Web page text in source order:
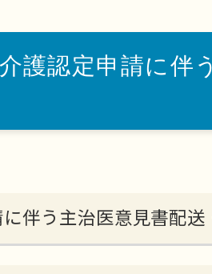
護認定申請に伴
伴う主治医意見書配送